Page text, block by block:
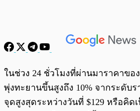
พร้อมเล่น
ในช่วง 24 ชั่วโมงที่ผ่านมาราคาของ
พุ่งทะยานขึ้นสูงถึง 10% จากระดับ
จุดสูงสุดระหว่างวันที่ $129 หรือคิด